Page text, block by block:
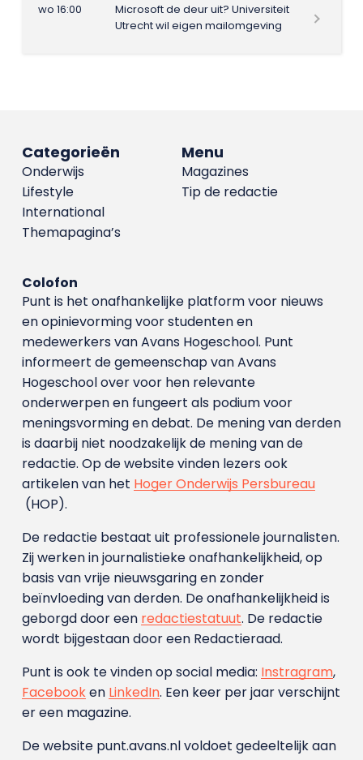
wo 16:00
Microsoft de deur uit? Universiteit
Utrecht wil eigen mailomgeving
Menu
Magazines
Tip de redactie
Categorieën
Onderwijs
Lifestyle
International
Themapagina’s
Colofon
Punt is het onafhankelijke platform voor nieuws
en opinievorming voor studenten en
medewerkers van Avans Hoge­school. Punt
informeert de gemeenschap van Avans
Hogeschool over voor hen relevante
onderwerpen en fungeert als podium voor
meningsvorming en debat. De mening van derden
is daarbij niet noodzakelijk de mening van de
redactie. Op de website vinden lezers ook
artikelen van het Hoger Onderwijs Persbureau
(HOP).
De redactie bestaat uit professionele journalisten.
Zij werken in journalistieke onafhankelijkheid, op
basis van vrije nieuwsgaring en zonder
beïnvloeding van derden. De onafhankelijkheid is
geborgd door een redactiestatuut. De redactie
wordt bijgestaan door een Redactieraad.
Punt is ook te vinden op social media: Instragram,
Facebooken LinkedIn. Een keer per jaar verschijnt
er een magazine.
De website punt.avans.nl voldoet gedeeltelijk aan